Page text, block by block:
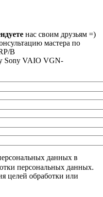
нас своим друзьям =)
мастера по
B
Sony VAIO VGN-
данных в
персональных данных.
целей обработки или